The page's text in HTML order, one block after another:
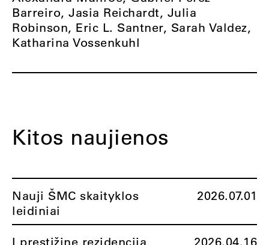
Barreiro, Jasia Reichardt, Julia
Robinson, Eric L. Santner, Sarah Valdez,
Katharina Vossenkuhl
Kitos naujienos
Nauji ŠMC skaityklos
leidiniai
2026.07.01
Į prestižinę rezidenciją
2026.04.16